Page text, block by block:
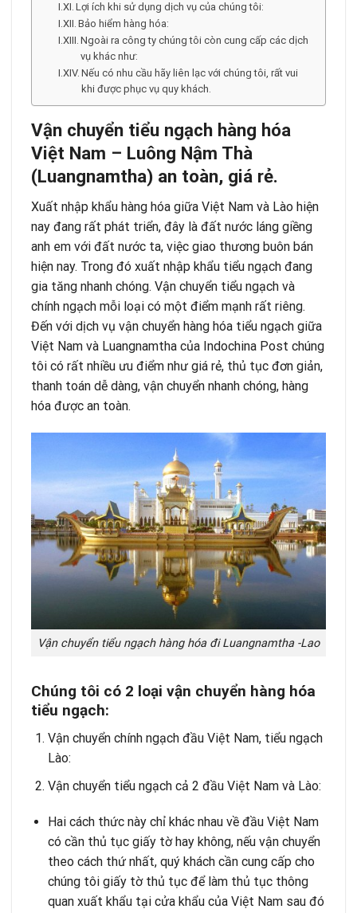
Lợi ích khi sử dụng dịch vụ của chúng tôi:
Bảo hiểm hàng hóa:
Ngoài ra công ty chúng tôi còn cung cấp các dịch
vụ khác như:
Nếu có nhu cầu hãy liên lạc với chúng tôi, rất vui
khi được phục vụ quy khách.
Vận chuyển tiểu ngạch hàng hóa
Việt Nam – Luông Nậm Thà
(Luangnamtha) an toàn, giá rẻ.
Xuất nhập khẩu hàng hóa giữa Việt Nam và Lào hiện
nay đang rất phát triển, đây là đất nước láng giềng
anh em với đất nước ta, việc giao thương buôn bán
hiện nay. Trong đó xuất nhập khẩu tiểu ngạch đang
gia tăng nhanh chóng. Vận chuyển tiểu ngạch và
chính ngạch mỗi loại có một điểm mạnh rất riêng.
Đến với dịch vụ vận chuyển hàng hóa tiểu ngạch giữa
Việt Nam và Luangnamtha của Indochina Post chúng
tôi có rất nhiều ưu điểm như giá rẻ, thủ tục đơn giản,
thanh toán dễ dàng, vận chuyển nhanh chóng, hàng
hóa được an toàn.
Vận chuyển tiểu ngạch hàng hóa đi Luangnamtha -Lao
Chúng tôi có 2 loại vận chuyển hàng hóa
tiểu ngạch:
Vận chuyển chính ngạch đầu Việt Nam, tiểu ngạch
Lào:
Vận chuyển tiểu ngạch cả 2 đầu Việt Nam và Lào:
Hai cách thức này chỉ khác nhau về đầu Việt Nam
có cần thủ tục giấy tờ hay không, nếu vận chuyển
theo cách thứ nhất, quý khách cần cung cấp cho
chúng tôi giấy tờ thủ tục để làm thủ tục thông
quan xuất khẩu tại cửa khẩu của Việt Nam sau đó